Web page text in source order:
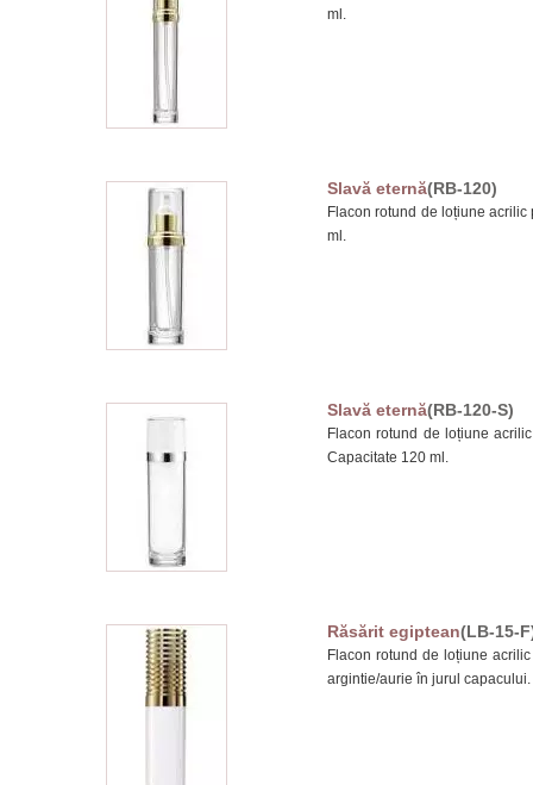
ml.
Slavă eternă(RB-120)
Flacon rotund de loțiune
ml.
Slavă eternă(RB-120-S)
Flacon rotund de loțiune
Capacitate 120 ml.
Răsărit egiptean(LB-15-
Flacon rotund de loțiune
argintie/aurie în jurul